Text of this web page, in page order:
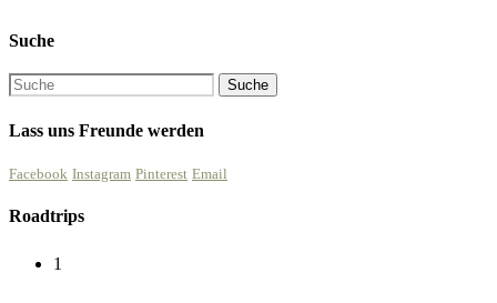
Suche
Lass uns Freunde werden
Facebook Instagram Pinterest Email
Roadtrips
1